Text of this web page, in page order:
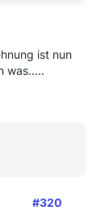
ist nun
was.....
#320